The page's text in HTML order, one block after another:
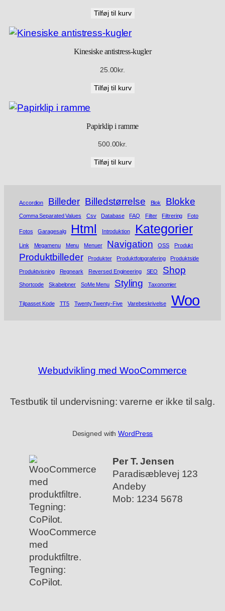
a
Tilføj til kurv
Kinesiske antistress-kugler
25.00kr.
Tilføj til kurv
Papirklip i ramme
500.00kr.
Tilføj til kurv
Accordion Billeder Billedstørrelse Blok Blokke
Comma Separated Values Csv Database FAQ Filter Filtrering Foto
Fotos Garagesalg Html Introduktion Kategorier
Link Megamenu Menu Menuer Navigation OSS Produkt
Produktbilleder Produkter Produktfotografering Produktside
Produktvisning Regneark Reversed Engineering SEO Shop
Shortcode Skabeloner SoMe Menu Styling Taxonomier
Tilpasset Kode TT5 Twenty Twenty-Five Varebeskrivelse Woo
Webudvikling med WooCommerce
Testbutik til undervisning: varerne er ikke til salg.
Designed withWordPress
WooCommerce
med
produktfiltre.
Tegning:
CoPilot.
Per T. Jensen
Paradisæblevej 123
Andeby
Mob: 1234 5678